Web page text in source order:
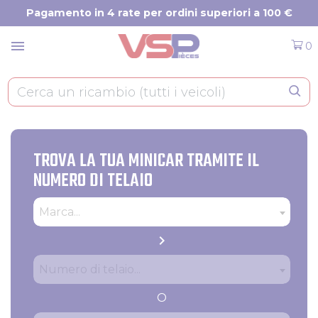
Pagamento in 4 rate per ordini superiori a 100 €
menu 0
TROVA LA TUA MINICAR TRAMITE IL
NUMERO DI TELAIO
Tipo
Produttore
Marca...
chevron_right
Numero di telaio
O
Pannello di gestione dei cookies